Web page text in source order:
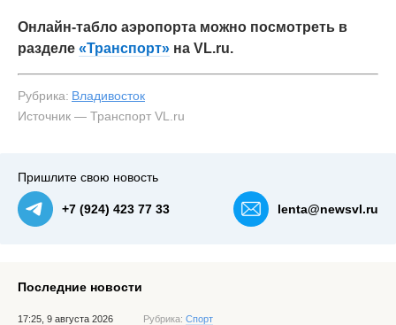
Онлайн-табло аэропорта можно посмотреть в
разделе «Транспорт» на VL.ru.
Рубрика: Владивосток
Источник — Транспорт VL.ru
Пришлите свою новость
+7 (924) 423 77 33 lenta@newsvl.ru
Последние новости
17:25, 9 августа 2026 Рубрика: Спорт